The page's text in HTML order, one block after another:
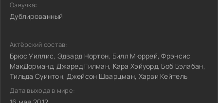
Озвучка:
Дублированный
Актёрский состав:
Брюс Уиллис, Эдвард Нортон, Билл Мюррей, Фрэнсис
МакДорманд, Джаред Гилман, Кара Хэйуорд, Боб Бэлабан,
Тильда Суинтон, Джейсон Шварцман, Харви Кейтель
Дата выхода в мире: